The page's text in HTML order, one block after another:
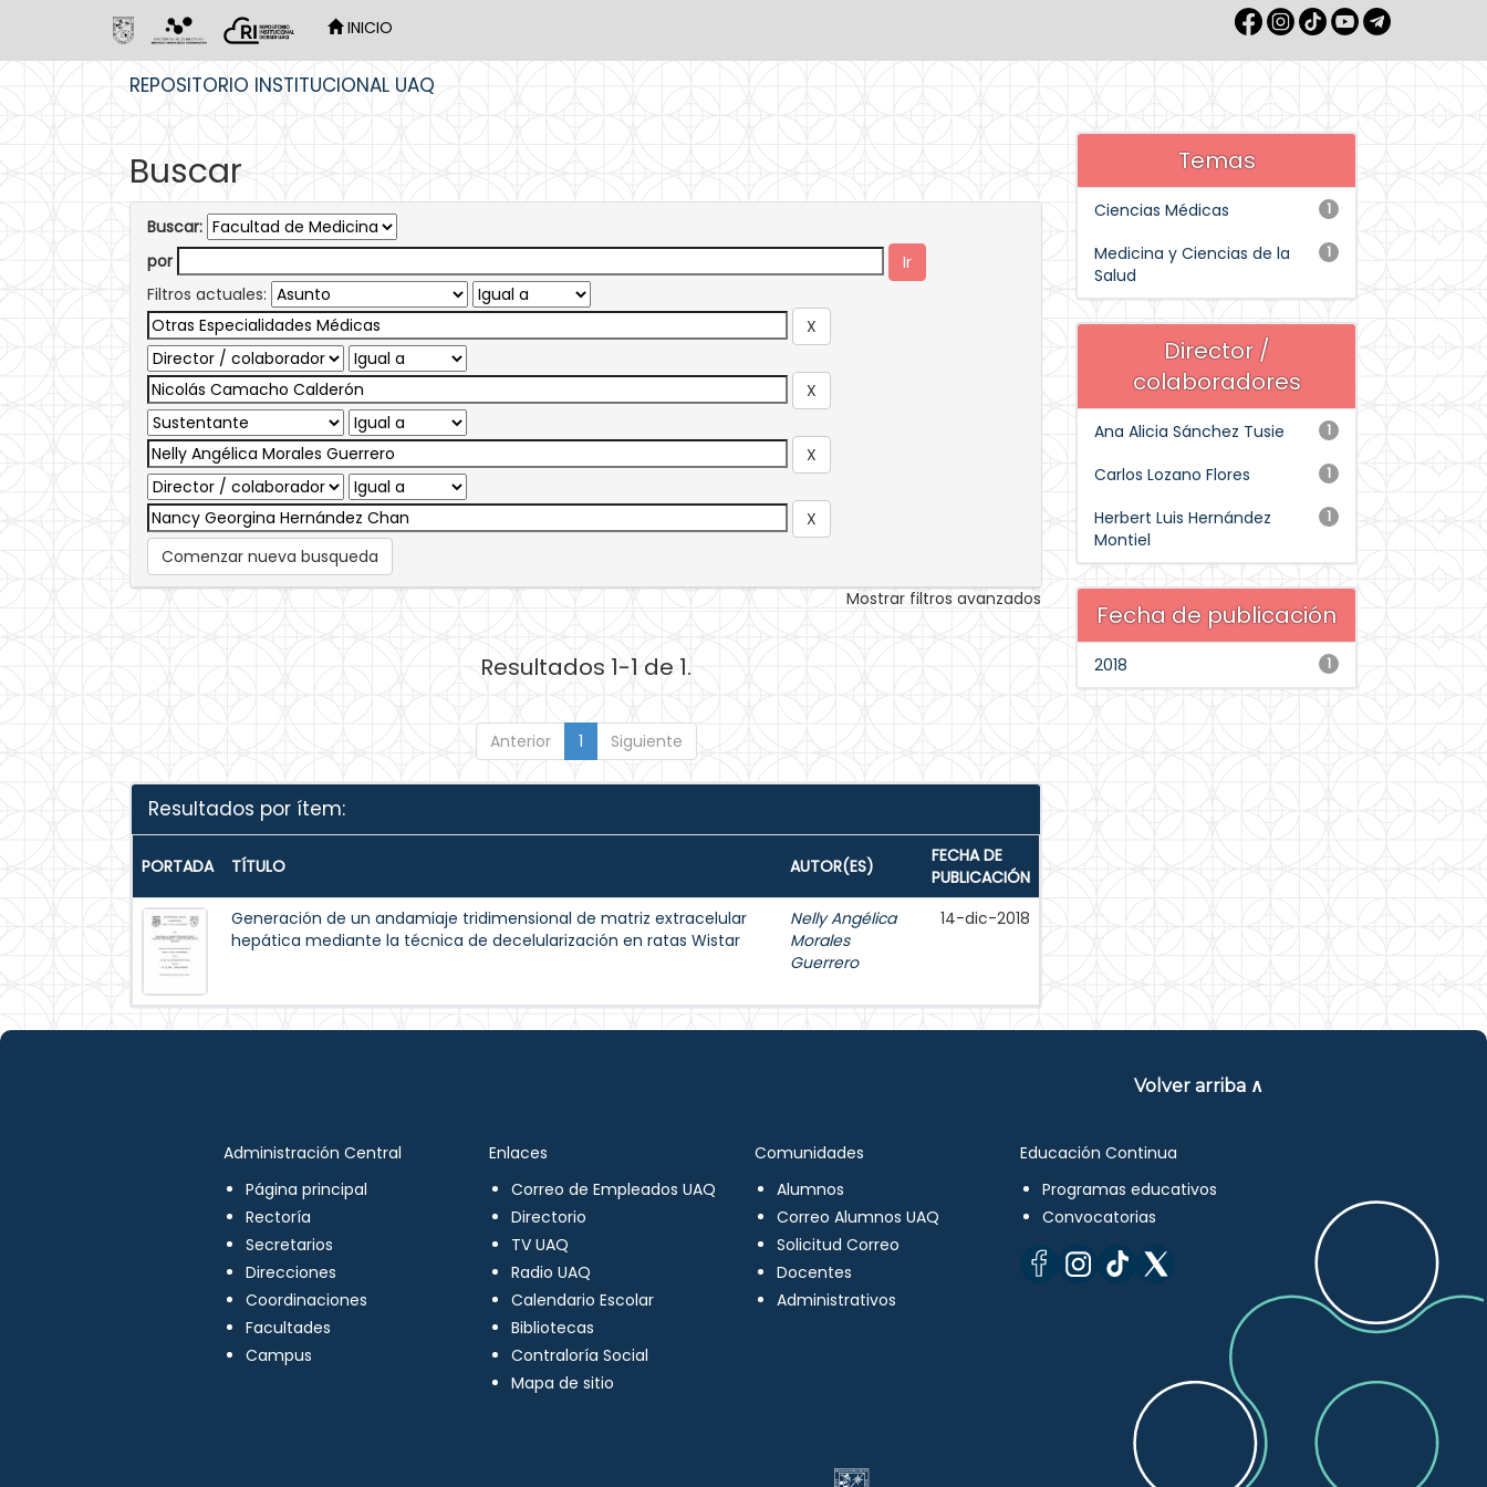
INICIO
REPOSITORIO INSTITUCIONAL UAQ
Buscar
Buscar:
por
Filtros actuales:
Comenzar nueva busqueda
Mostrar filtros avanzados
Resultados 1-1 de 1.
Anterior 1 Siguiente
Resultados por ítem:
PORTADA TÍTULO AUTOR(ES)
FECHA DE
PUBLICACIÓN
Generación de un andamiaje tridimensional de matriz extracelular
hepática mediante la técnica de decelularización en ratas Wistar
Nelly Angélica
Morales
Guerrero
14-dic-2018
Temas
1
Ciencias Médicas
1
Medicina y Ciencias de la
Salud
Director /
colaboradores
1
Ana Alicia Sánchez Tusie
1
Carlos Lozano Flores
1
Herbert Luis Hernández
Montiel
Fecha de publicación
1
2018
Volver arriba ∧
Administración Central
Página principal
Rectoría
Secretarios
Direcciones
Coordinaciones
Facultades
Campus
Enlaces
Correo de Empleados UAQ
Directorio
TV UAQ
Radio UAQ
Calendario Escolar
Bibliotecas
Contraloría Social
Mapa de sitio
Comunidades
Alumnos
Correo Alumnos UAQ
Solicitud Correo
Docentes
Administrativos
Educación Continua
Programas educativos
Convocatorias